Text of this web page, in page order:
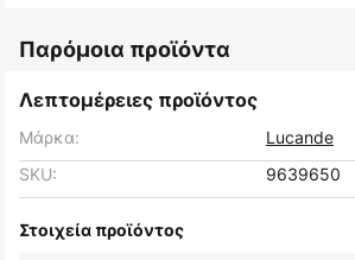
Παρόμοια προϊόντα
Λεπτομέρειες προϊόντος
Μάρκα:
Lucande
SKU:
9639650
Στοιχεία προϊόντος